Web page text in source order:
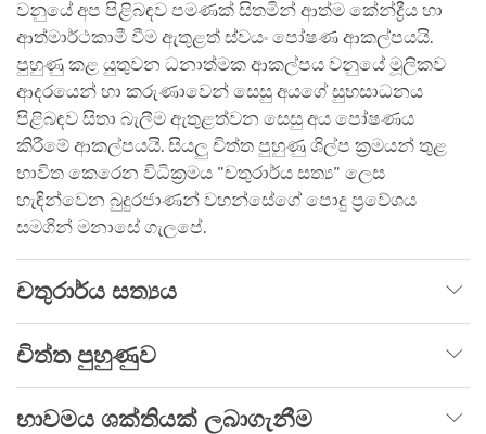
වනුයේ අප පිළිබඳව පමණක් සිතමින් ආත්ම කේන්ද්‍රීය හා
ආත්මාර්ථකාමී වීම ඇතුළත් ස්වයං පෝෂණ ආකල්පයයි.
පුහුණු කළ යුතුවන ධනාත්මක ආකල්පය වනුයේ මූලිකව
ආදරයෙන් හා කරුණාවෙන් සෙසු අයගේ සුභසාධනය
පිළිබඳව සිතා බැලීම ඇතුළත්වන සෙසු අය පෝෂණය
කිරීමේ ආකල්පයයි. සියලු චිත්ත පුහුණු ශිල්ප ක්‍රමයන් තුළ
භාවිත කෙරෙන විධික්‍රමය "චතුරාර්ය සත්‍ය" ලෙස
හැඳින්වෙන බුදුරජාණන් වහන්සේගේ පොදු ප්‍රවේශය
සමගින් මනාසේ ගැලපේ.
චතුරාර්ය සත්‍යය
චිත්ත පුහුණුව
භාවමය ශක්තියක් ලබාගැනීම